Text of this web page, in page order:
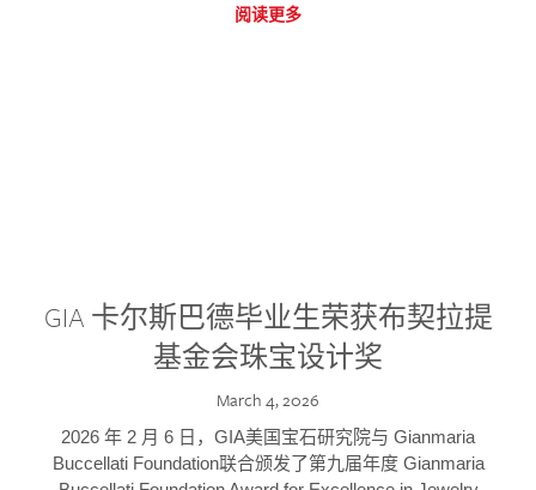
阅读更多
GIA 卡尔斯巴德毕业生荣获布契拉提
基金会珠宝设计奖
March 4, 2026
2026 年 2 月 6 日，GIA美国宝石研究院与 Gianmaria
Buccellati Foundation联合颁发了第九届年度 Gianmaria